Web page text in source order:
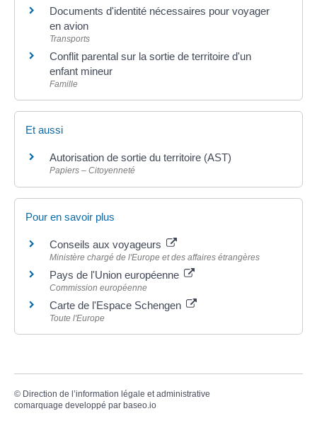
Documents d'identité nécessaires pour voyager
en avion
Transports
Conflit parental sur la sortie de territoire d'un
enfant mineur
Famille
Et aussi
Autorisation de sortie du territoire (AST)
Papiers – Citoyenneté
Pour en savoir plus
Conseils aux voyageurs
Ministère chargé de l'Europe et des affaires étrangères
Pays de l'Union européenne
Commission européenne
Carte de l'Espace Schengen
Toute l'Europe
© Direction de l’information légale et administrative
comarquage developpé par baseo.io